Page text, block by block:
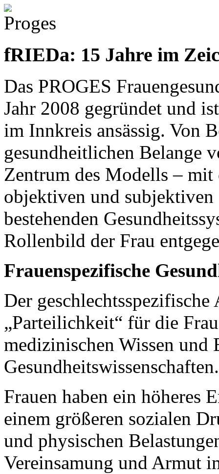
fRIEDa: 15 Jahre im
Das PROGES
Jahr 2008 gegründet und
im Innkreis ansässig. Von
gesundheitlichen Belange
Zentrum des Modells – mit
objektiven und
bestehenden
Rollenbild der Frau
Frauenspezifische
Der
„Parteilichkeit“ für die
medizinischen Wissen und
Gesundheitswissenschaften.
Frauen haben ein höheres
einem größeren sozialen
und physischen
Vereinsamung und Armut